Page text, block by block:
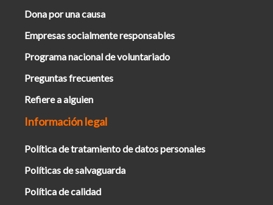
Dona por una causa
Empresas socialmente responsables
Programa nacional de voluntariado
Preguntas frecuentes
Refiere a alguien
Información legal
Política de tratamiento de datos personales
Políticas de salvaguarda
Política de calidad